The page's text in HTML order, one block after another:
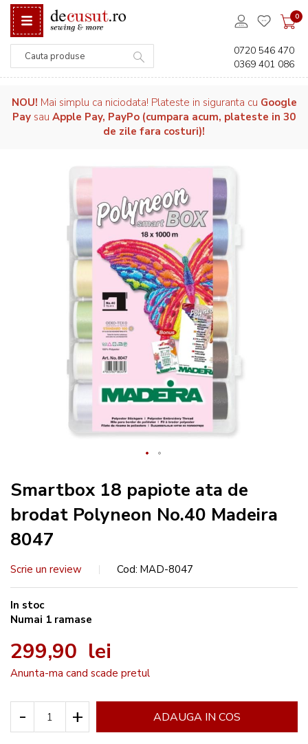
0
0720 546 470
0369 401 086
NOU! Mai simplu ca niciodata! Plateste in siguranta cu Google
Pay sau Apple Pay, PayPo (cumpara acum, plateste in 30
de zile fara costuri)!
Smartbox 18 papiote ata de
brodat Polyneon No.40 Madeira
8047
Scrie un review Cod MAD-8047
In stoc
Numai 1 ramase
299,90 lei
Anunta-ma cand scade pretul
- + ADAUGA IN COS